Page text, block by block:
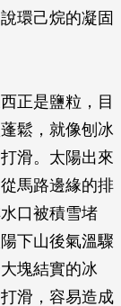
環己烷的凝固
正是鹽粒，目
鬆，就像刨冰
滑。太陽出來
馬路邊緣的排
口被積雪堵
下山後氣溫驟
塊結實的冰
滑，容易造成